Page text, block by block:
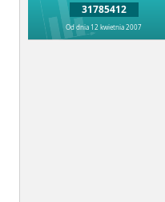
31785412
Od dnia 12 kwietnia 2007